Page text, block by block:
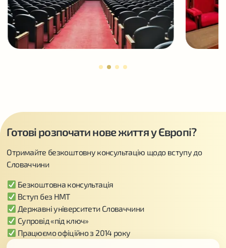
Готові розпочати нове життя у Європі?
Отримайте безкоштовну консультацію щодо вступу до
Словаччини
Безкоштовна консультація
Вступ без НМТ
Державні університети Словаччини
Супровід «під ключ»
Працюємо офіційно з 2014 року